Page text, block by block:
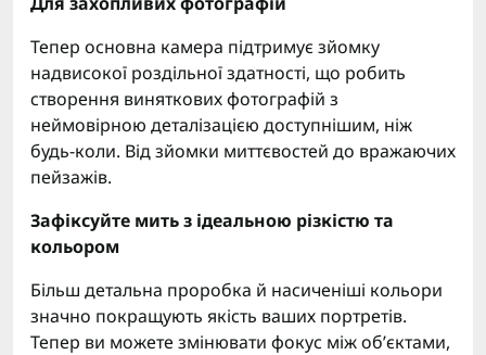
Тепер основна камера підтримує зйомку
надвисокої роздільної здатності, що робить
створення виняткових фотографій з
неймовірною деталізацією доступнішим, ніж
будь-коли. Від зйомки миттєвостей до вражаючих
пейзажів.
Зафіксуйте мить з ідеальною різкістю та
кольором
Більш детальна проробка й насиченіші кольори
значно покращують якість ваших портретів.
Тепер ви можете змінювати фокус між об’єктами,